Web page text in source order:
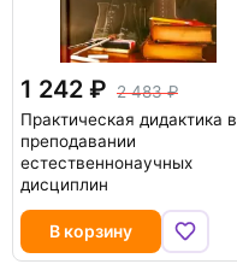
1 242
2 483
Практическая дидактика в
преподавании
естественнонаучных
дисциплин
В корзину